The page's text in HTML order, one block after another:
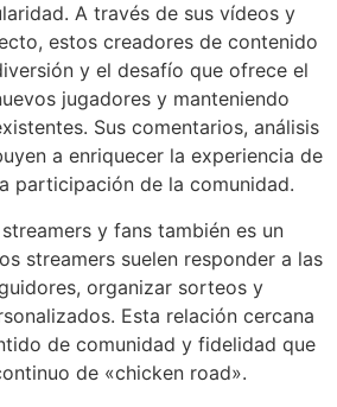
A través de sus vídeos y
estos creadores de contenido
y el desafío que ofrece el
jugadores y manteniendo
Sus comentarios, análisis
a enriquecer la experiencia de
participación de la comunidad.
y fans también es un
streamers suelen responder a las
organizar sorteos y
Esta relación cercana
de comunidad y fidelidad que
de «chicken road».